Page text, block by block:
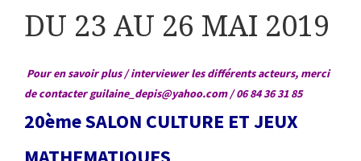
DU 23 AU 26 MAI 2019
Pour en savoir plus / interviewer les différents acteurs, merci
de contacter guilaine_depis@yahoo.com / 06 84 36 31 85
20ème SALON CULTURE ET JEUX